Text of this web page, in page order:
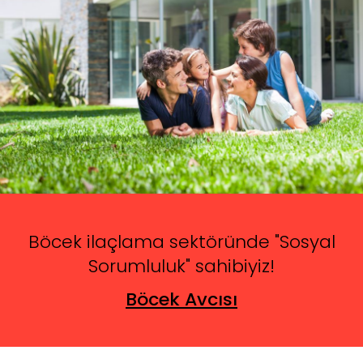
Böcek ilaçlama sektöründe "Sosyal
Sorumluluk" sahibiyiz!
Böcek Avcısı